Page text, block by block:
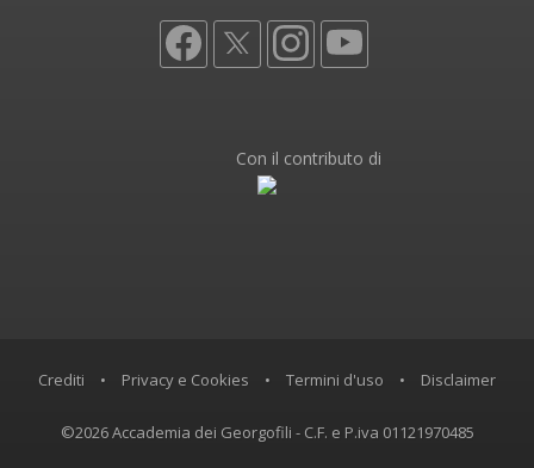
Con il contributo di
Crediti • Privacy e Cookies • Termini d'uso • Disclaimer
©2026 Accademia dei Georgofili - C.F. e P.iva 01121970485